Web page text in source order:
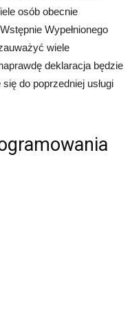
osób obecnie
Wypełnionego
wiele
deklaracja będzie
do poprzedniej usługi